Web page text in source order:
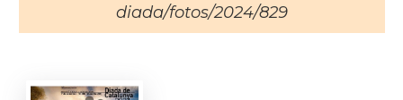
diada/fotos/2024/829